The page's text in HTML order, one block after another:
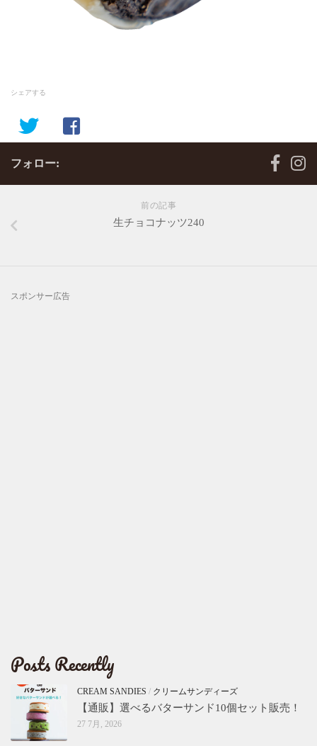
シェアする
フォロー:
前の記事
生チョコナッツ240
スポンサー広告
Posts Recently
CREAM SANDIES / クリームサンディーズ
【通販】選べるバターサンド10個セット販売！
27 7月, 2026